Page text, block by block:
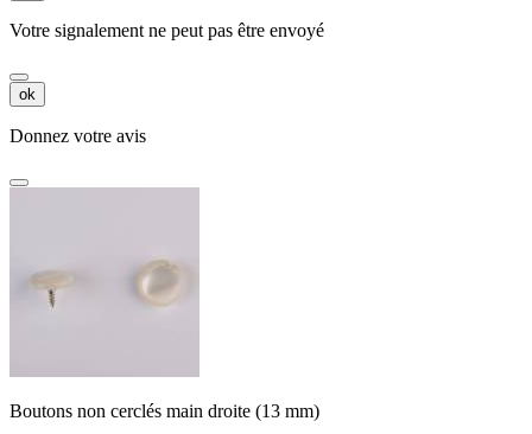
Votre signalement ne peut pas être envoyé
ok
Donnez votre avis
Boutons non cerclés main droite (13 mm)